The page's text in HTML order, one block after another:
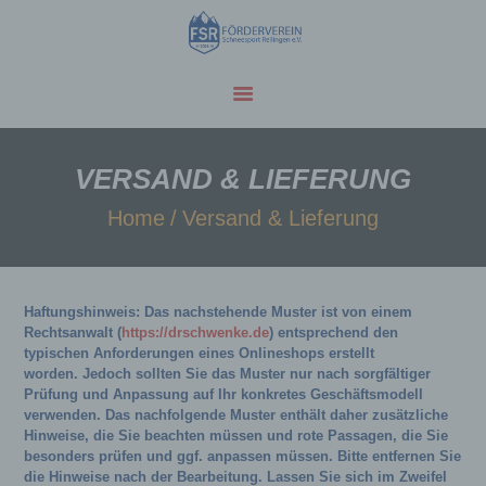
VERSAND & LIEFERUNG
Home Versand & Lieferung
UNSERE FAHRTEN
Haftungshinweis: Das nachstehende Muster ist von einem
Rechtsanwalt ( https://drschwenke.de) entsprechend den
typischen Anforderungen eines Onlineshops erstellt
worden. Jedoch sollten Sie das Muster nur nach sorgfältiger
Prüfung und Anpassung auf Ihr konkretes Geschäftsmodell
verwenden. Das nachfolgende Muster enthält daher zusätzliche
Hinweise, die Sie beachten müssen und rote Passagen, die Sie
besonders prüfen und ggf. anpassen müssen. Bitte entfernen Sie
die Hinweise nach der Bearbeitung. Lassen Sie sich im Zweifel